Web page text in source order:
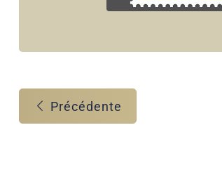
Précédente